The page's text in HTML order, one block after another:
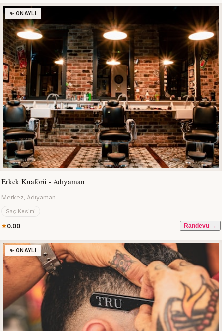
✨ ONAYLI
Erkek Kuaförü - Adıyaman
Merkez, Adıyaman
Saç Kesimi
0.00 Randevu →
✨ ONAYLI